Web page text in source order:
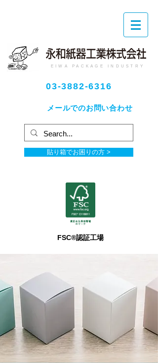
EIWA PACKAGE INDUSTRY
03-3882-6316
メールでのお問い合わせ
貼り箱でお困りの方 >
FSC®認証工場